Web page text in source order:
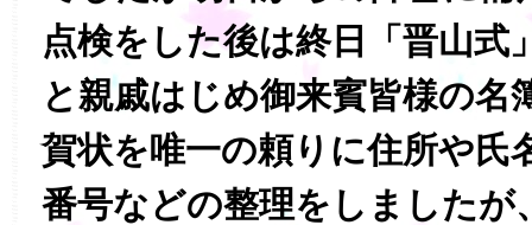
点検をした後は終日「晋山式
と親戚はじめ御来賓皆様の名
賀状を唯一の頼りに住所や氏
番号などの整理をしましたが